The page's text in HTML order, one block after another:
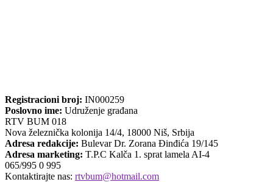
Registracioni broj: IN000259
Poslovno ime: Udruženje građana
RTV BUM 018
Nova železnička kolonija 14/4, 18000 Niš, Srbija
Adresa redakcije: Bulevar Dr. Zorana Đinđića 19/145
Adresa marketing: T.P.C Kalča 1. sprat lamela AI-4
065/995 0 995
Kontaktirajte nas: rtvbum@hotmail.com